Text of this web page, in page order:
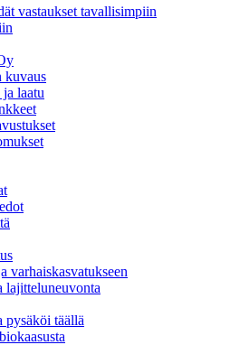
vastaukset tavallisimpiin
kuvaus
laatu
varhaiskasvatukseen
lajitteluneuvonta
pysäköi täällä